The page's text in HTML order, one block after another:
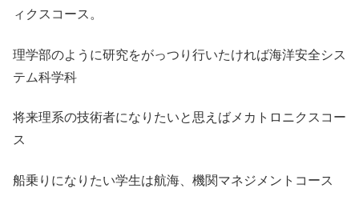
ィクスコース。
理学部のように研究をがっつり行いたければ海洋安全シス
テム科学科
将来理系の技術者になりたいと思えばメカトロニクスコー
ス
船乗りになりたい学生は航海、機関マネジメントコース